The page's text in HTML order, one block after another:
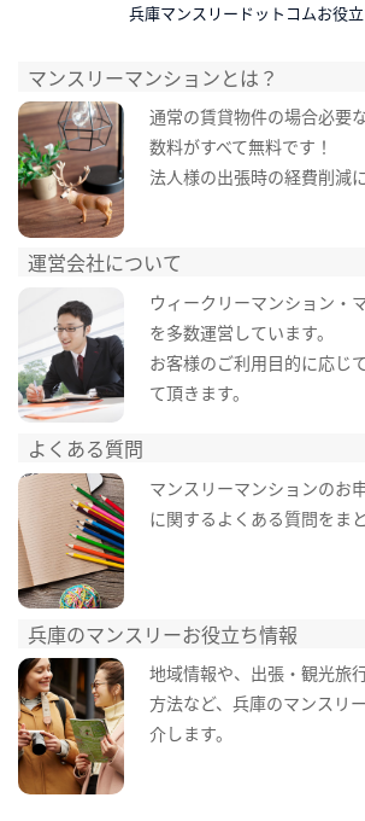
兵庫マンスリードットコムお役
マンスリーマンションとは？
通常の賃貸物件の場合必要
数料がすべて無料です！
法人様の出張時の経費削減
運営会社について
ウィークリーマンション・
を多数運営しています。
お客様のご利用目的に応じ
て頂きます。
よくある質問
マンスリーマンションのお
に関するよくある質問をま
兵庫のマンスリーお役立ち情報
地域情報や、出張・観光旅
方法など、兵庫のマンスリ
介します。